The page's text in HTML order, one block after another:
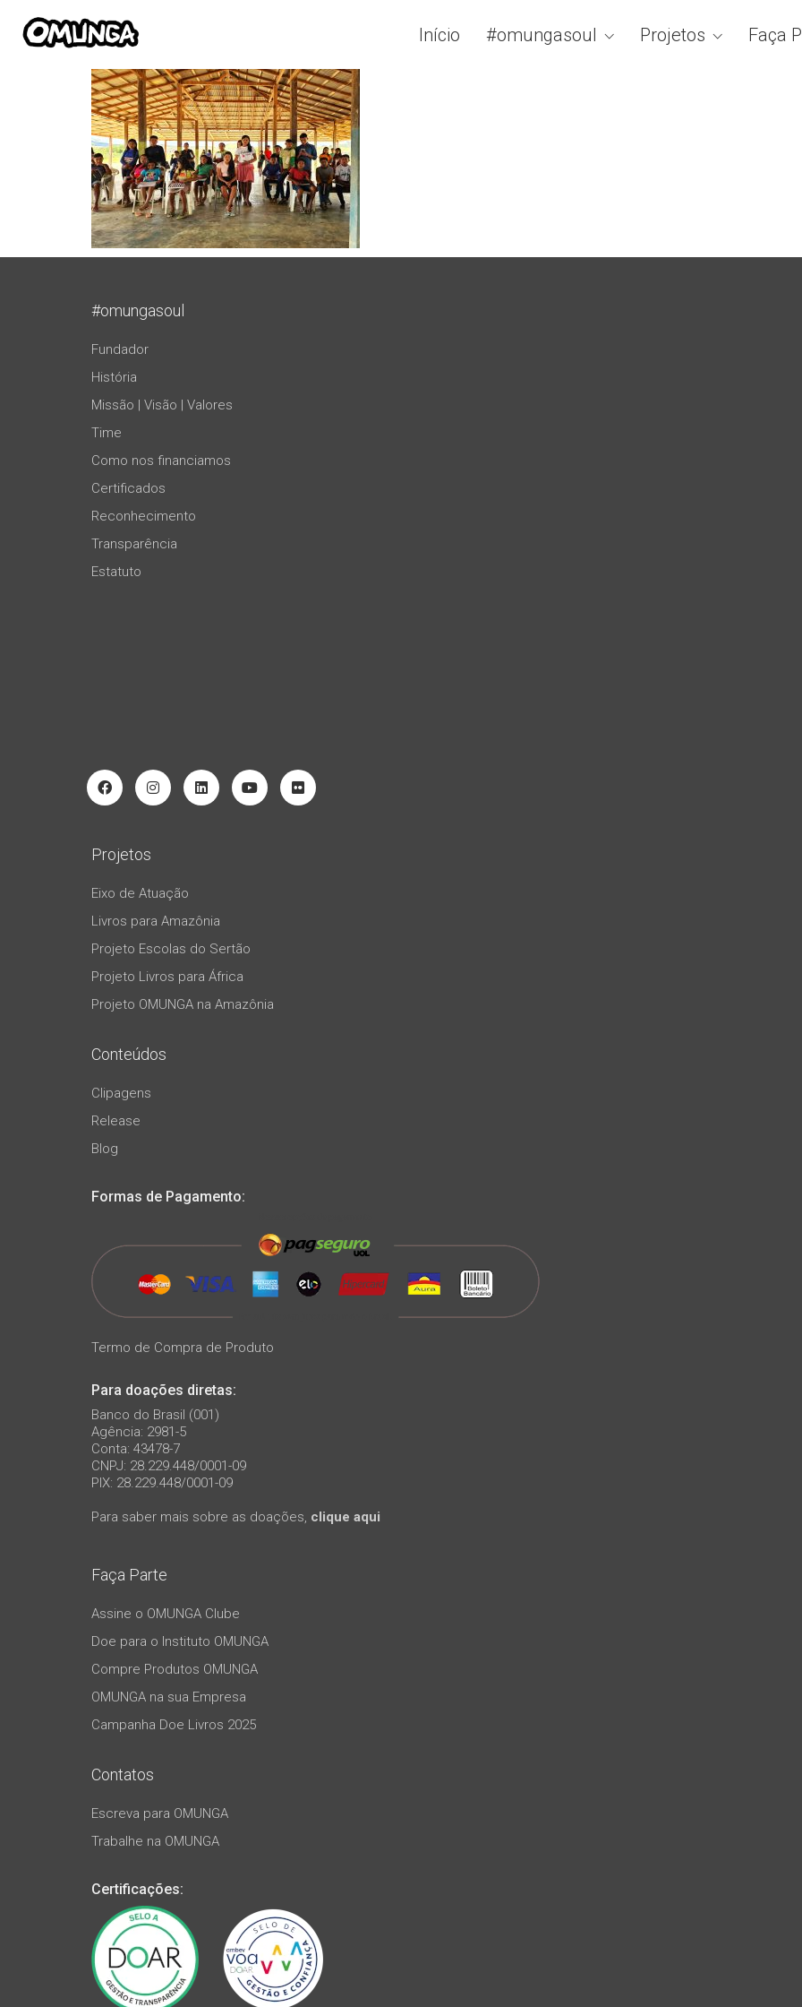
Início #omungasoul Projetos Faça
#omungasoul
Fundador
História
Missão | Visão | Valores
Time
Como nos financiamos
Certificados
Reconhecimento
Transparência
Estatuto
Projetos
Eixo de Atuação
Livros para Amazônia
Projeto Escolas do Sertão
Projeto Livros para África
Projeto OMUNGA na Amazônia
Conteúdos
Clipagens
Release
Blog
Formas de Pagamento:
Termo de Compra de Produto
Para doações diretas:
Banco do Brasil (001)
Agência: 2981-5
Conta: 43478-7
CNPJ: 28.229.448/0001-09
PIX: 28.229.448/0001-09
Para saber mais sobre as doações, clique aqui
Faça Parte
Assine o OMUNGA Clube
Doe para o Instituto OMUNGA
Compre Produtos OMUNGA
OMUNGA na sua Empresa
Campanha Doe Livros 2025
Contatos
Escreva para OMUNGA
Trabalhe na OMUNGA
Certificações: